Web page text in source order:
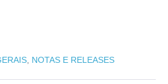
NOTAS E RELEASES